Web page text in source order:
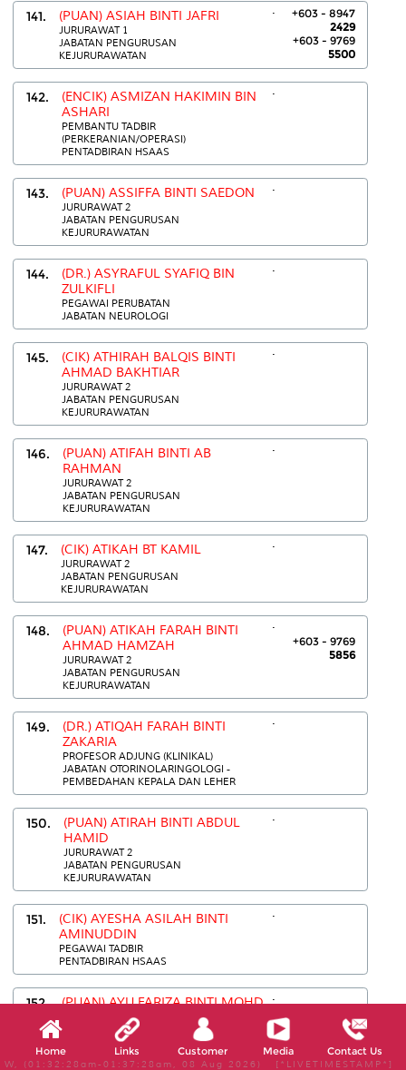
141. (PUAN) ASIAH BINTI JAFRI
JURURAWAT 1
JABATAN PENGURUSAN
KEJURURAWATAN
.
+603 - 8947
2429
+603 - 9769
5500
142.
(ENCIK) ASMIZAN HAKIMIN BIN
ASHARI
PEMBANTU TADBIR
(PERKERANIAN/OPERASI)
PENTADBIRAN HSAAS
.
143. (PUAN) ASSIFFA BINTI SAEDON
JURURAWAT 2
JABATAN PENGURUSAN
KEJURURAWATAN
.
144.
(DR.) ASYRAFUL SYAFIQ BIN
ZULKIFLI
PEGAWAI PERUBATAN
JABATAN NEUROLOGI
.
145.
(CIK) ATHIRAH BALQIS BINTI
AHMAD BAKHTIAR
JURURAWAT 2
JABATAN PENGURUSAN
KEJURURAWATAN
.
146.
(PUAN) ATIFAH BINTI AB
RAHMAN
JURURAWAT 2
JABATAN PENGURUSAN
KEJURURAWATAN
.
147. (CIK) ATIKAH BT KAMIL
JURURAWAT 2
JABATAN PENGURUSAN
KEJURURAWATAN
.
148.
(PUAN) ATIKAH FARAH BINTI
AHMAD HAMZAH
JURURAWAT 2
JABATAN PENGURUSAN
KEJURURAWATAN
.
+603 - 9769
5856
149.
(DR.) ATIQAH FARAH BINTI
ZAKARIA
PROFESOR ADJUNG (KLINIKAL)
JABATAN OTORINOLARINGOLOGI -
PEMBEDAHAN KEPALA DAN LEHER
.
150.
(PUAN) ATIRAH BINTI ABDUL
HAMID
JURURAWAT 2
JABATAN PENGURUSAN
KEJURURAWATAN
.
151.
(CIK) AYESHA ASILAH BINTI
AMINUDDIN
PEGAWAI TADBIR
PENTADBIRAN HSAAS
.
152.
(PUAN) AYU FARIZA BINTI MOHD
PEMBANTU PERAWATAN KESIHATAN
JABATAN OFTALMOLOGI
.
Home Links Customer Media Contact Us
W, (01:32:28am-01:37:28am, 08 Aug 2026) [*LIVETIMESTAMP*]